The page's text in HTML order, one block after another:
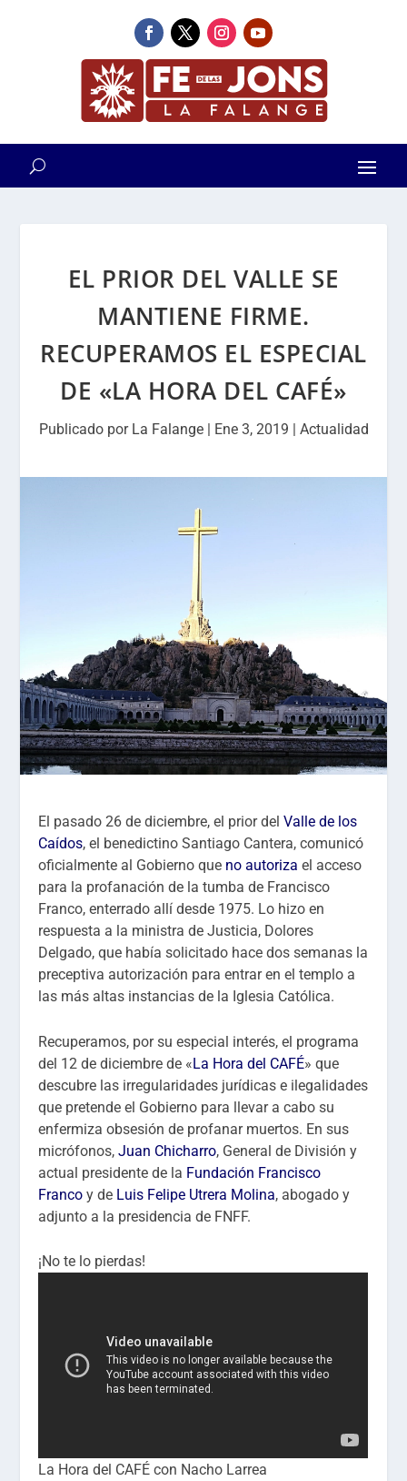
EL PRIOR DEL VALLE SE
MANTIENE FIRME.
RECUPERAMOS EL ESPECIAL
DE «LA HORA DEL CAFÉ»
Publicado por La Falange| Ene 3, 2019 | Actualidad
El pasado 26 de diciembre, el prior delValle de los
Caídos, el benedictino Santiago Cantera, comunicó
oficialmente al Gobierno que no autoriza el acceso
para la profanación de la tumba de Francisco
Franco, enterrado allí desde 1975. Lo hizo en
respuesta a la ministra de Justicia, Dolores
Delgado, que había solicitado hace dos semanas la
preceptiva autorización para entrar en el templo a
las más altas instancias de la Iglesia Católica.
Recuperamos, por su especial interés, el programa
del 12 de diciembre de «La Hora del CAFÉ» que
descubre las irregularidades jurídicas e ilegalidades
que pretende el Gobierno para llevar a cabo su
enfermiza obsesión de profanar muertos. En sus
micrófonos,Juan Chicharro, General de División y
actual presidente de la Fundación Francisco
Franco y de Luis Felipe Utrera Molina, abogado y
adjunto a la presidencia de FNFF.
¡No te lo pierdas!
La Hora del CAFÉ con Nacho Larrea